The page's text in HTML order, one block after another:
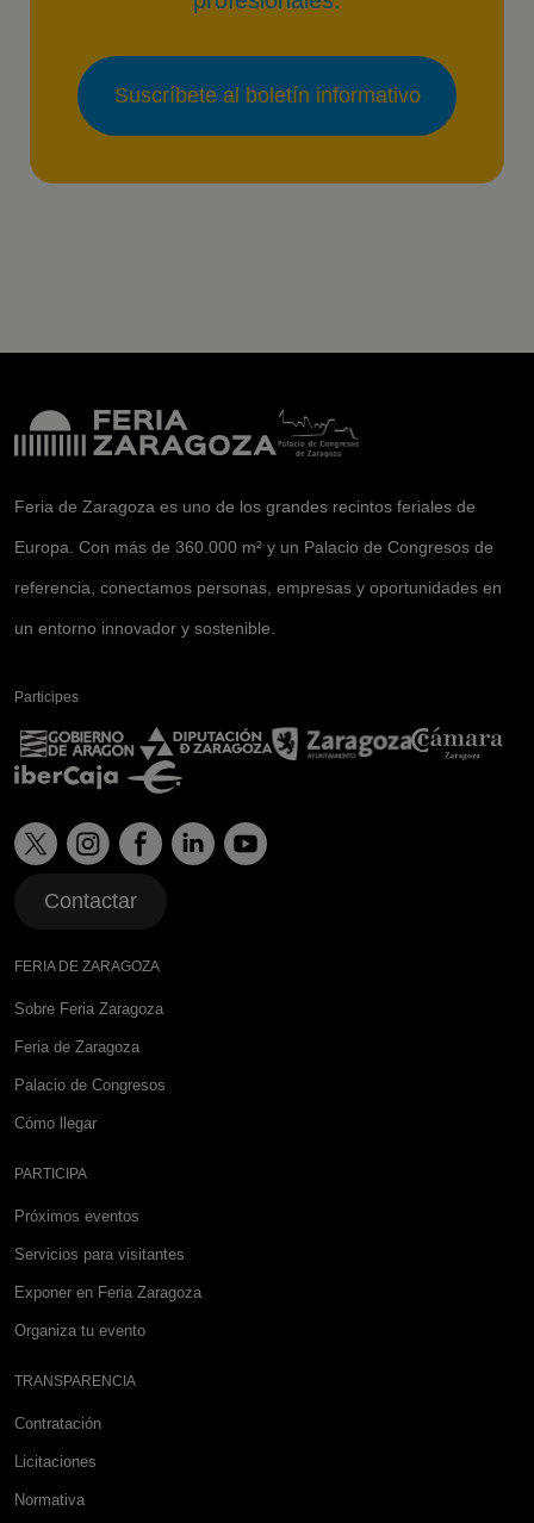
Suscríbete al boletín informativo
Feria de Zaragoza es uno de los grandes recintos feriales de
Europa. Con más de 360.000 m² y un Palacio de Congresos de
referencia, conectamos personas, empresas y oportunidades en
un entorno innovador y sostenible.
Participes
Contactar
FERIA DE ZARAGOZA
Sobre Feria Zaragoza
Feria de Zaragoza
Palacio de Congresos
Cómo llegar
PARTICIPA
Próximos eventos
Servicios para visitantes
Exponer en Feria Zaragoza
Organiza tu evento
TRANSPARENCIA
Contratación
Licitaciones
Normativa